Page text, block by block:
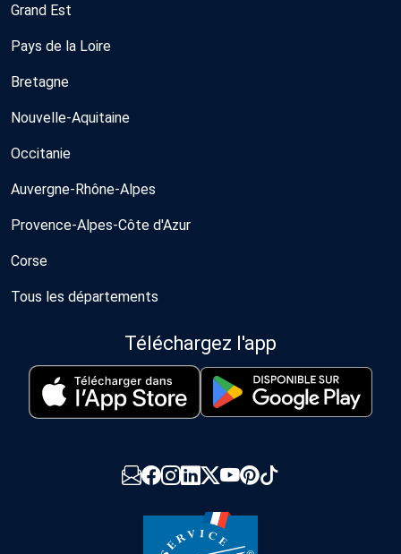
Grand Est
Pays de la Loire
Bretagne
Nouvelle-Aquitaine
Occitanie
Auvergne-Rhône-Alpes
Provence-Alpes-Côte d'Azur
Corse
Tous les départements
Téléchargez l'app